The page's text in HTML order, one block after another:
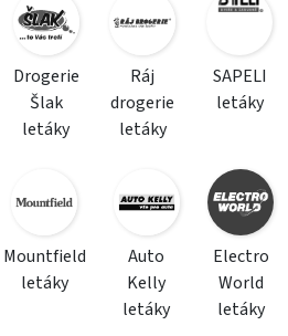
Drogerie
Šlak
letáky
Ráj
drogerie
letáky
SAPELI
letáky
Mountfield
letáky
Auto
Kelly
letáky
Electro
World
letáky